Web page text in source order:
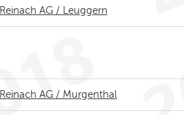
Reinach AG / Leuggern
Reinach AG / Murgenthal